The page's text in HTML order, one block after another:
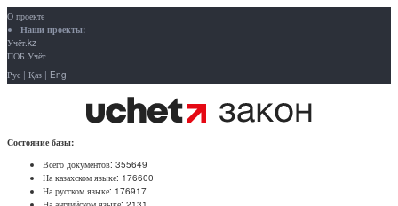
О проекте
Наши проекты:
Учёт.kz
ПОБ.Учёт
Рус | Қаз | Eng
Состояние базы:
Всего документов: 355649
На казахском языке: 176600
На русском языке: 176917